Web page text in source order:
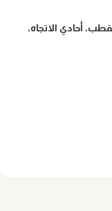
أحادي الاتجاه،